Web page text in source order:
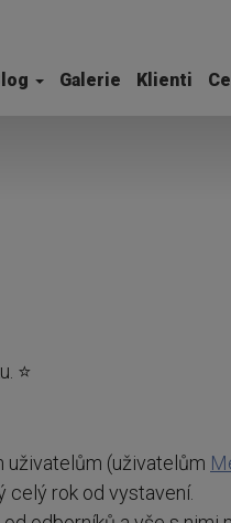
Galerie Klienti
⭐
uživatelům (uživatelům
celý rok od vystavení.